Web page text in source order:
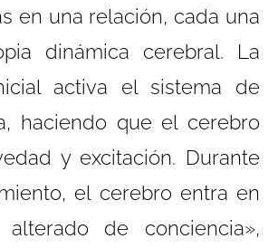
en una relación, cada una
dinámica cerebral. La
activa el sistema de
haciendo que el cerebro
y excitación. Durante
el cerebro entra en
de conciencia»,